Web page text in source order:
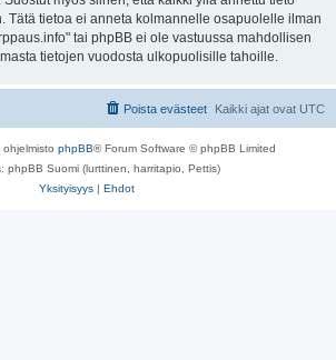
Tätä tietoa ei anneta kolmannelle osapuolelle ilman
tai phpBB ei ole vastuussa mahdollisen
tietojen vuodosta ulkopuolisille tahoille.
Kaikki ajat ovat UTC
Poista evästeet
phpBB® Forum Software © phpBB Limited
phpBB Suomi (lurttinen, harritapio, Pettis)
Yksityisyys | Ehdot